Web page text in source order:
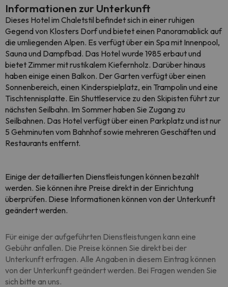
Informationen zur Unterkunft
Dieses Hotel im Chaletstil befindet sich in einer ruhigen
Gegend von Klosters Dorf und bietet einen Panoramablick auf
die umliegenden Alpen. Es verfügt über ein Spa mit Innenpool,
Sauna und Dampfbad. Das Hotel wurde 1985 erbaut und
bietet Zimmer mit rustikalem Kiefernholz. Darüber hinaus
haben einige einen Balkon. Der Garten verfügt über einen
Sonnenbereich, einen Kinderspielplatz, ein Trampolin und eine
Tischtennisplatte. Ein Shuttleservice zu den Skipisten führt zur
nächsten Seilbahn. Im Sommer haben Sie Zugang zu
Seilbahnen. Das Hotel verfügt über einen Parkplatz und ist nur
5 Gehminuten vom Bahnhof sowie mehreren Geschäften und
Restaurants entfernt.
Einige der detaillierten Dienstleistungen können bezahlt
werden. Sie können ihre Preise direkt in der Einrichtung
überprüfen. Diese Informationen können von der Unterkunft
geändert werden.
Für einige der aufgeführten Dienstleistungen kann eine
Gebühr anfallen. Die Preise können Sie direkt bei der
Unterkunft erfragen. Alle Angaben in diesem Eintrag können
von der Unterkunft geändert werden. Bei Fragen wenden Sie
sich bitte an uns.